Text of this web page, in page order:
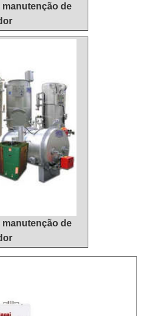
manutenção de
manutenção de